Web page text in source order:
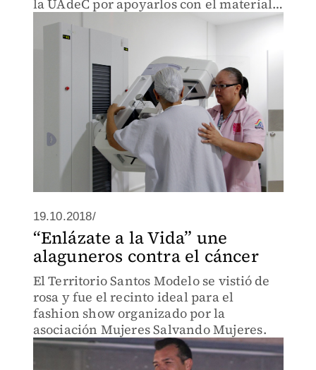
la UAdeC por apoyarlos con el material
médico, por lo que podrán ayudar a 6
pacientes.
19.10.2018/
“Enlázate a la Vida” une
alaguneros contra el cáncer
El Territorio Santos Modelo se vistió de
rosa y fue el recinto ideal para el
fashion show organizado por la
asociación Mujeres Salvando Mujeres.